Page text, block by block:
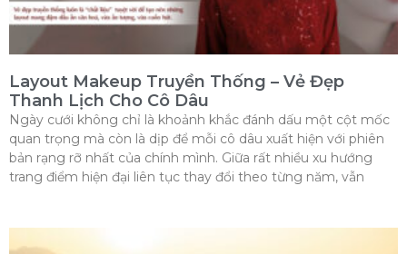
Layout Makeup Truyền Thống – Vẻ Đẹp
Thanh Lịch Cho Cô Dâu
Ngày cưới không chỉ là khoảnh khắc đánh dấu một cột mốc
quan trọng mà còn là dịp để mỗi cô dâu xuất hiện với phiên
bản rạng rỡ nhất của chính mình. Giữa rất nhiều xu hướng
trang điểm hiện đại liên tục thay đổi theo từng năm, vẫn